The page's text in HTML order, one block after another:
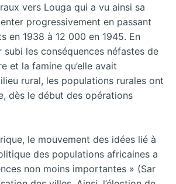
vers Louga qui a vu ainsi sa
progressivement en passant
en 1938 à 12 000 en 1945. En
les conséquences néfastes de
et la famine qu’elle avait
rural, les populations rurales ont
dès le début des opérations
le mouvement des idées lié à
des populations africaines a
non moins importantes » (Sar